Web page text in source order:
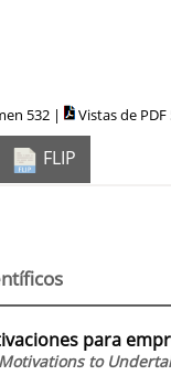
532 | Vistas de PDF
FLIP
para
to